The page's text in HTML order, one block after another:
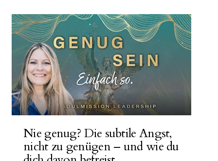
Nie genug? Die subtile Angst,
nicht zu genügen – und wie du